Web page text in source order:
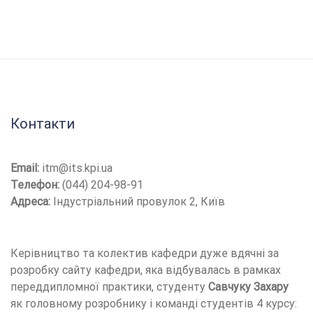
Контакти
Email: itm@its.kpi.ua
Телефон: (044) 204-98-91
Адреса: Індустріальний провулок 2, Київ
Керівництво та колектив кафедри дуже вдячні за
розробку сайту кафедри, яка відбувалась в рамках
переддипломної практики, студенту Савчуку Захару
як головному розробнику і команді студентів 4 курсу: